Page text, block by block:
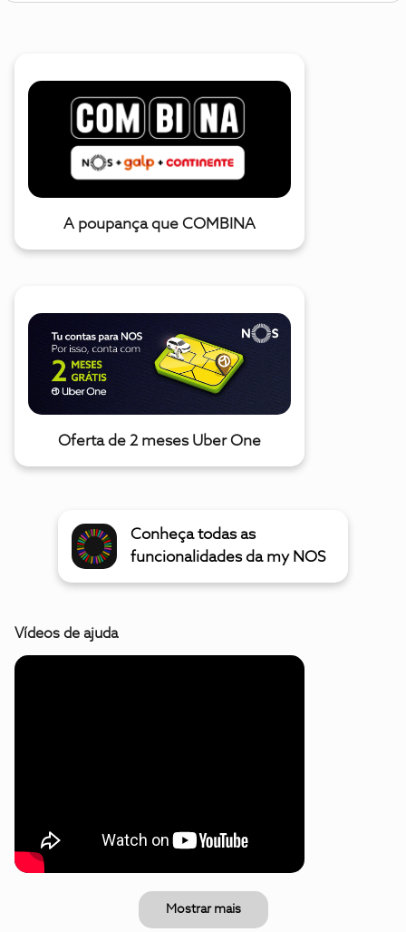
A poupança que COMBINA
Oferta de 2 meses Uber One
Conheça todas as
funcionalidades da my NOS
Vídeos de ajuda
Mostrar mais